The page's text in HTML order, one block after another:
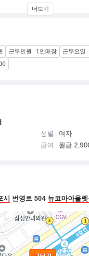
기준을 달리 갖고 있기에 누
작이며, 아름다움의 본질이
가진 아름다움의 기준을 존
한 여신의 이름이 아닌,아름
입니다.한 사람 한 사람이 꿈
생활의 꿈,신영와코루가 가
더보기
근무인원 : 1인매장
근무요일
성별
여자
급여 월급
시 번영로 504 뉴코아아울렛